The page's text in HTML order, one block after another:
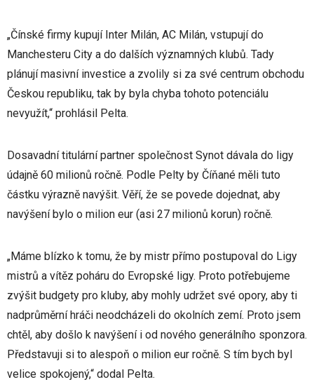
„Čínské firmy kupují Inter Milán, AC Milán, vstupují do
Manchesteru City a do dalších významných klubů. Tady
plánují masivní investice a zvolily si za své centrum obchodu
Českou republiku, tak by byla chyba tohoto potenciálu
nevyužít,“ prohlásil Pelta.
Dosavadní titulární partner společnost Synot dávala do ligy
údajně 60 milionů ročně. Podle Pelty by Číňané měli tuto
částku výrazně navýšit. Věří, že se povede dojednat, aby
navýšení bylo o milion eur (asi 27 milionů korun) ročně.
„Máme blízko k tomu, že by mistr přímo postupoval do Ligy
mistrů a vítěz poháru do Evropské ligy. Proto potřebujeme
zvýšit budgety pro kluby, aby mohly udržet své opory, aby ti
nadprůměrní hráči neodcházeli do okolních zemí. Proto jsem
chtěl, aby došlo k navýšení i od nového generálního sponzora.
Představuji si to alespoň o milion eur ročně. S tím bych byl
velice spokojený,“ dodal Pelta.